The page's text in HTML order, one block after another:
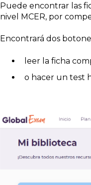
Puede encontrar las
nivel MCER, por
Encontrará dos
leer la ficha
o hacer un test